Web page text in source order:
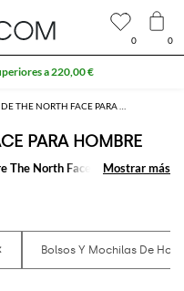
PARA HOMBRE
The North Face
para llevar
para hombre The North Face
Mostrar más
Mostrar más
0 0
a 220,00 €